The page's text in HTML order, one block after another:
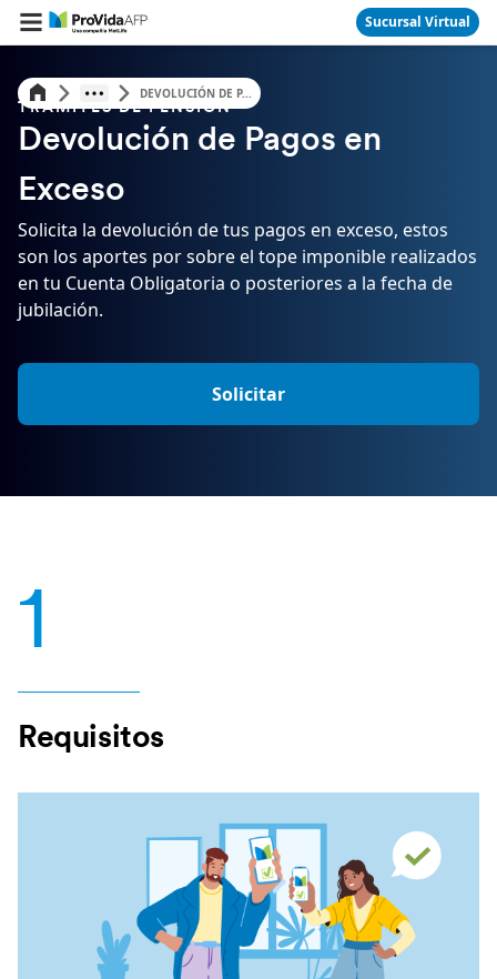
Sucursal Virtual
DEVOLUCIÓN DE P...
TRÁMITES DE PENSIÓN
Devolución de Pagos en
Exceso
Solicita la devolución de tus pagos en exceso, estos
son los aportes por sobre el tope imponible realizados
en tu Cuenta Obligatoria o posteriores a la fecha de
jubilación.
Solicitar
1
Requisitos